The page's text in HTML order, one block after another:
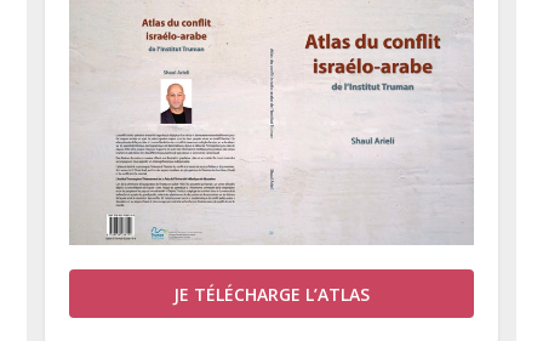
JE TÉLÉCHARGE L’ATLAS